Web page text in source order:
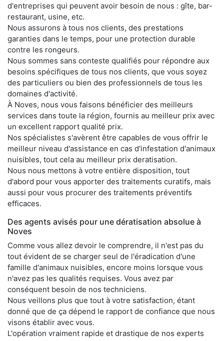
d'entreprises qui peuvent avoir besoin de nous : gîte, bar-
restaurant, usine, etc.
Nous assurons à tous nos clients, des prestations
garanties dans le temps, pour une protection durable
contre les rongeurs.
Nous sommes sans conteste qualifiés pour répondre aux
besoins spécifiques de tous nos clients, que vous soyez
des particuliers ou bien des professionnels de tous les
domaines d'activité.
À Noves, nous vous faisons bénéficier des meilleurs
services dans toute la région, fournis au meilleur prix avec
un excellent rapport qualité prix.
Nos spécialistes s'avèrent être capables de vous offrir le
meilleur niveau d'assistance en cas d'infestation d'animaux
nuisibles, tout cela au meilleur prix deratisation.
Nous nous mettons à votre entière disposition, tout
d'abord pour vous apporter des traitements curatifs, mais
aussi pour vous procurer des traitements préventifs
efficaces.
Des agents avisés pour une dératisation absolue à
Noves
Comme vous allez devoir le comprendre, il n'est pas du
tout évident de se charger seul de l'éradication d'une
famille d'animaux nuisibles, encore moins lorsque vous
n'avez pas les qualités requises. Vous avez par
conséquent besoin de nos techniciens.
Nous veillons plus que tout à votre satisfaction, étant
donné que de ça dépend le rapport de confiance que nous
visons établir avec vous.
L'opération vraiment rapide et drastique de nos experts